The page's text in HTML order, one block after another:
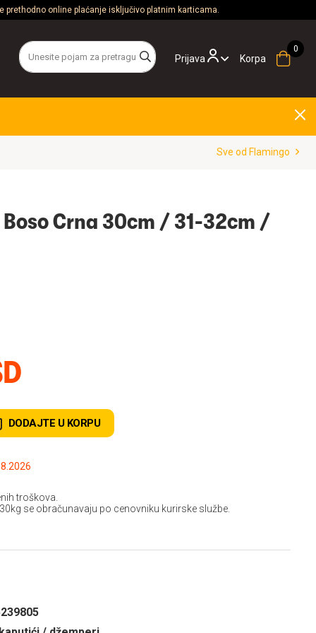
prethodno online plaćanje isključivo platnim karticama.
Prijava Korpa
Sve od Flamingo
Crna 30cm / 31-32cm /
DODAJTE U KORPU
do: 15.08.2026
troškova.
se obračunavaju po cenovniku kurirske službe.